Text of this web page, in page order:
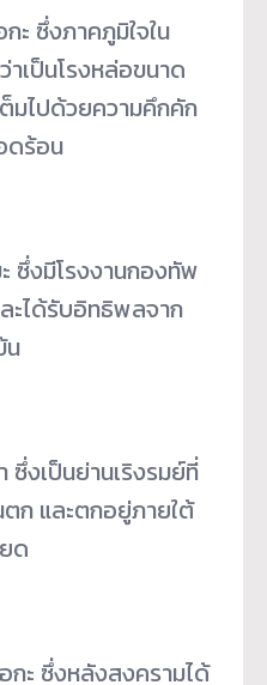
ะ ซึ่งภาคภูมิใจใน
าเป็นโรงหล่อขนาด
มไปด้วยความคึกคัก
ดร้อน
ซึ่งมีโรงงานกองทัพ
ะได้รับอิทธิพลจาก
น
ซึ่งเป็นย่านเริงรมย์ที่
และตกอยู่ภายใต้
ด
กะ ซึ่งหลังสงครามได้